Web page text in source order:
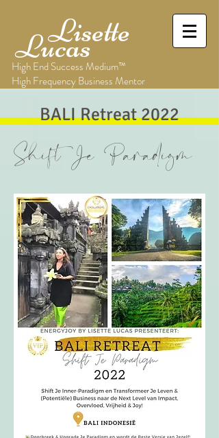
Lisette
Lucas
High End Success Medium™
High Frequency Business Mentor
BALI Retreat 2022
Shift Je Paradigm